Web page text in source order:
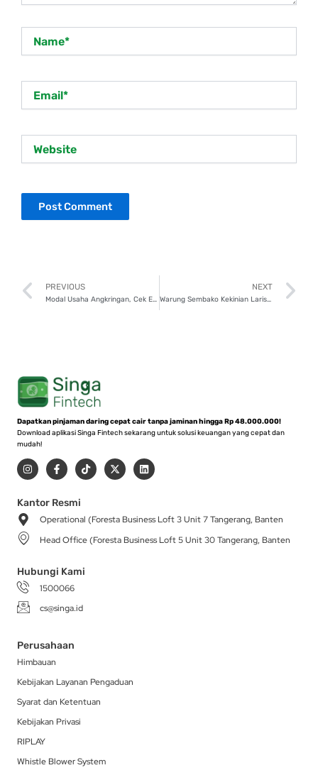
Prev
PREVIOUS
Modal Usaha Angkringan, Cek Estimasi dan Strateginya!
NEXT
Warung Sembako Kekinian Laris Manis? Ini 11 Tips Suksesnya!
Dapatkan pinjaman daring cepat cair tanpa jaminan hingga Rp 48.000.000!
Download aplikasi Singa Fintech sekarang untuk solusi keuangan yang cepat dan
mudah!
I
n
s
a
g
r
a
m
F
a
c
b
o
-
T
i
k
X
-
t
t
r
L
i
n
i
Kantor Resmi
Operational (Foresta Business Loft 3 Unit 7 Tangerang, Banten
Head Office (Foresta Business Loft 5 Unit 30 Tangerang, Banten
Hubungi Kami
1500066
cs@singa.id
Perusahaan
Himbauan
Kebijakan Layanan Pengaduan
Syarat dan Ketentuan
Kebijakan Privasi
RIPLAY
Whistle Blower System